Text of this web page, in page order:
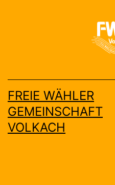
FREIE WÄHLER
GEMEINSCHAFT
VOLKACH